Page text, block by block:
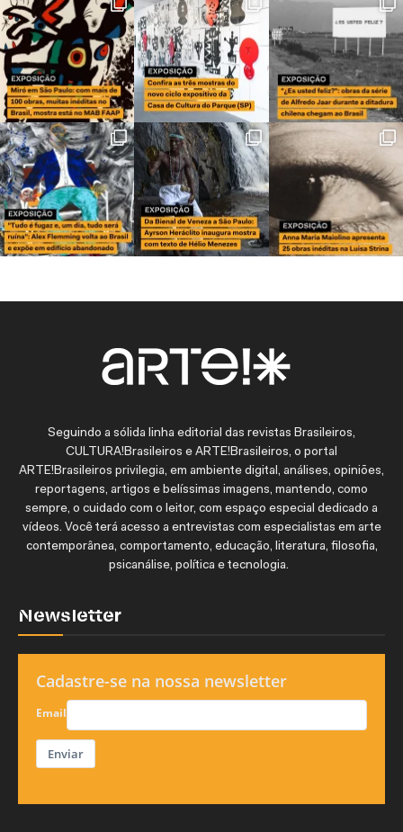
Seguindo a sólida linha editorial das revistas Brasileiros,
CULTURA!Brasileiros e ARTE!Brasileiros, o portal
ARTE!Brasileiros privilegia, em ambiente digital, análises, opiniões,
reportagens, artigos e belíssimas imagens, mantendo, como
sempre, o cuidado com o leitor, com espaço especial dedicado a
vídeos. Você terá acesso a entrevistas com especialistas em arte
contemporânea, comportamento, educação, literatura, filosofia,
psicanálise, política e tecnologia.
Newsletter
Cadastre-se na nossa newsletter
Email
Enviar